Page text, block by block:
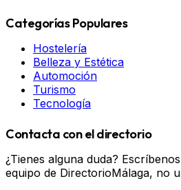
Categorías Populares
Hostelería
Belleza y Estética
Automoción
Turismo
Tecnología
Contacta con el directorio
¿Tienes alguna duda?
equipo de DirectorioMálaga, no